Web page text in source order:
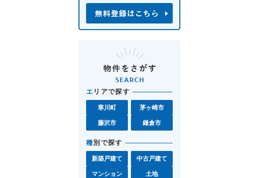
エ リアで探す
寒川町 茅ヶ崎市
藤沢市 鎌倉市
種別で探す
新築戸建て 中古戸建て
マンション 土地